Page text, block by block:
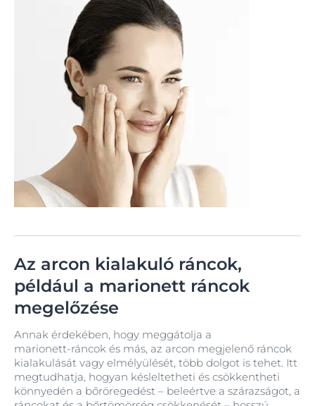
Az arcon kialakuló ráncok,
például a marionett ráncok
megelőzése
Annak érdekében, hogy meggátolja a
marionett‑ráncok és más, az arcon megjelenő ráncok
kialakulását vagy elmélyülését, több dolgot is tehet. Itt
megtudhatja, hogyan késleltetheti és csökkentheti
könnyedén a bőröregedést – beleértve a szárazságot, a